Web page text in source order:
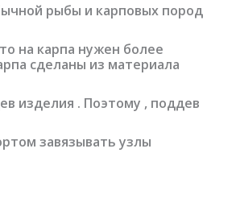
рыбы и карповых пород
на карпа нужен более
сделаны из материала
изделия . Поэтому , поддев
завязывать узлы